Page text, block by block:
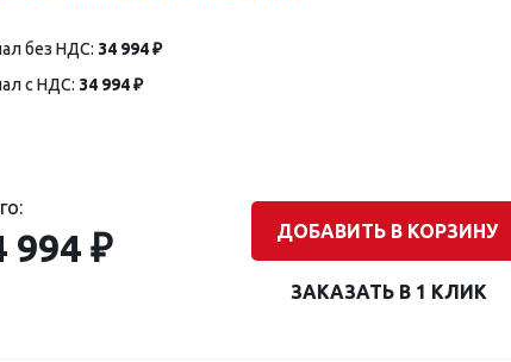
без НДС: 34 994 ₽
с НДС: 34 994 ₽
994 ₽ ДОБАВИТЬ В КОРЗИНУ
ЗАКАЗАТЬ В 1 КЛИК